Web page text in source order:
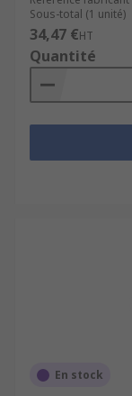
Sous-total (1 unité)
34,47 €HT
Quantité
En stock